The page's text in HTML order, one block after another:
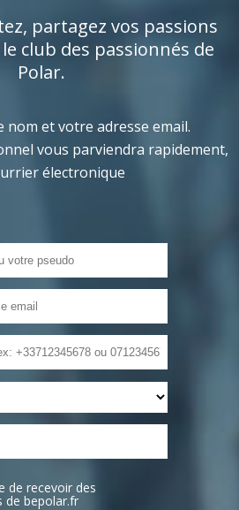
partagez vos passions
club des passionnés de
Polar.
nom et votre adresse email.
vous parviendra rapidement,
électronique
de recevoir des
de bepolar.fr